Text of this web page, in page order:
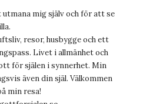
mig själv och för att se
resor, husbygge och ett
Livet i allmänhet och
för själen i synnerhet. Min
även din själ. Välkommen
min resa!